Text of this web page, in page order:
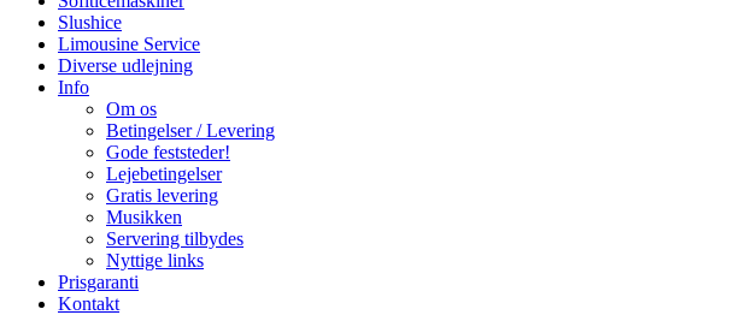
Slushice
Limousine Service
Diverse udlejning
Info
Om os
Betingelser / Levering
Gode feststeder!
Lejebetingelser
Gratis levering
Musikken
Servering tilbydes
Nyttige links
Prisgaranti
Kontakt